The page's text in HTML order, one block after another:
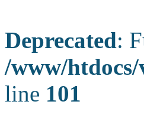
Deprecated:
/www/
line 101